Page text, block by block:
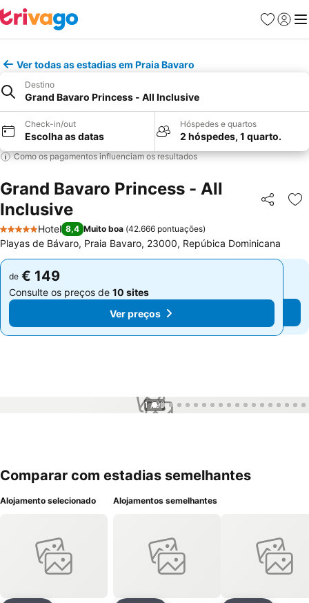
Favoritos
Iniciar
Ver todas as estadias em Praia Bavaro
Destino
Grand Bavaro Princess - All Inclusive
Check-in/out
Escolha as datas
Hóspedes e quartos
2 hóspedes, 1 quarto.
Como os pagamentos influenciam os resultados
Grand Bavaro Princess - All
Inclusive
Partilhar
5 Estrelas
Hotel 8,4 Muito boa (42.666 pontuações)
Playas de Bávaro, Praia Bavaro, 23000, Repúbica Dominicana
de € 149
Consulte os preços de 10 sites
Ver preços
de € 149
Consulte os preços de 10 sites
Ver preços
1 / 99
Comparar com estadias semelhantes
Alojamento selecionado Alojamentos semelhantes